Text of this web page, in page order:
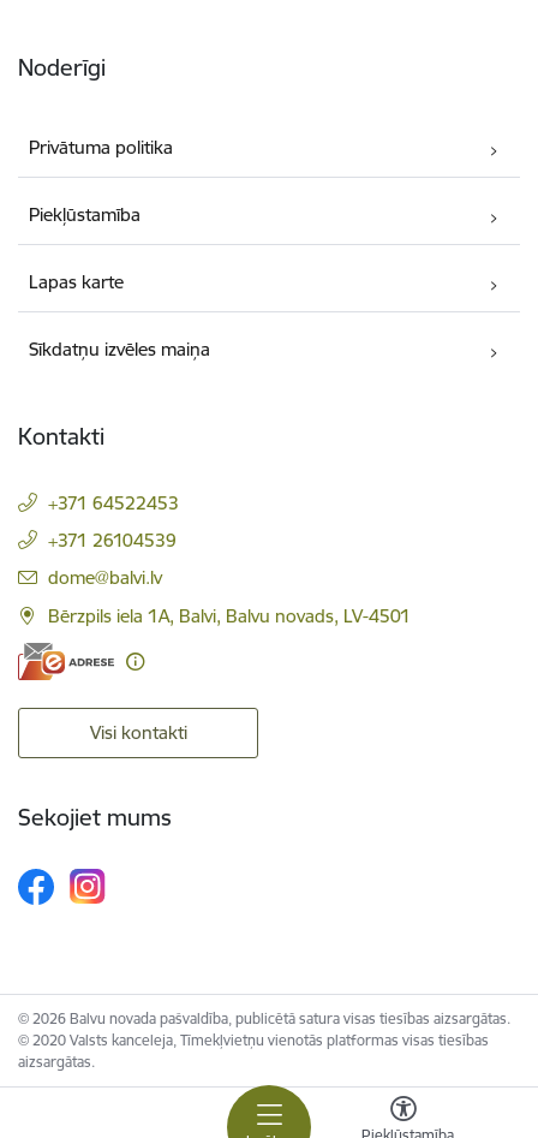
Piekļūstamība
Noderīgi
Privātuma politika
Piekļūstamība
Lapas karte
Sīkdatņu izvēles maiņa
Kontakti
+371 64522453
+371 26104539
E-pasts:
dome@balvi.lv
Bērzpils iela 1A, Balvi, Balvu novads, LV-4501
Visi kontakti
Sekojiet mums
© 2026 Balvu novada pašvaldība, publicētā satura visas tiesības aizsargātas.
© 2020 Valsts kanceleja, Tīmekļvietņu vienotās platformas visas tiesības
aizsargātas.